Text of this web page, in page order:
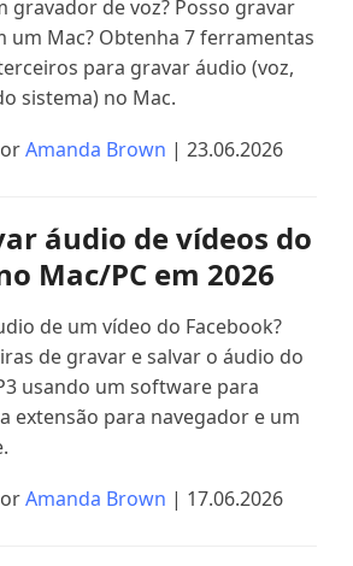
gravador de voz? Posso gravar
um Mac? Obtenha 7 ferramentas
para gravar áudio (voz,
sistema) no Mac.
Amanda Brown | 23.06.2026
áudio de vídeos do
Mac/PC em 2026
de um vídeo do Facebook?
de gravar e salvar o áudio do
usando um software para
extensão para navegador e um
Amanda Brown | 17.06.2026